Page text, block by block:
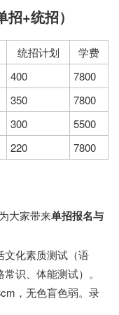
+统招）
统招计划
学费
400
7800
350
7800
300
5500
220 7800
大家带来单招报名与
文化素质测试（语
识、体能测试）。
，无色盲色弱。录